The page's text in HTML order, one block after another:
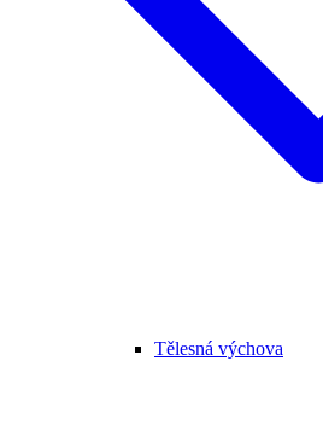
Tělesná výchova